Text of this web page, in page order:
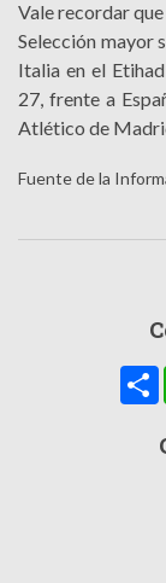
Vale recordar
Selección mayor
Italia en el
27, frente a
Atlético de
Fuente de la